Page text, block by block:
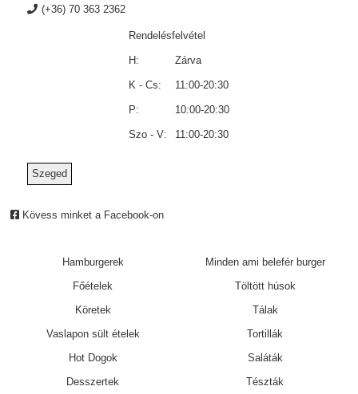
(+36) 70 363 2362
Rendelésfelvétel
H: Zárva
K - Cs: 11:00-20:30
P: 10:00-20:30
Szo - V: 11:00-20:30
Szeged
Kövess minket a Facebook-on
Hamburgerek
Minden ami belefér burger
Főételek
Töltött húsok
Köretek
Tálak
Vaslapon sült ételek
Tortillák
Hot Dogok
Saláták
Desszertek
Tészták